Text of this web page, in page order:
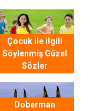
Çocuk ile ilgili
Söylenmiş Güzel
Sözler
Doberman